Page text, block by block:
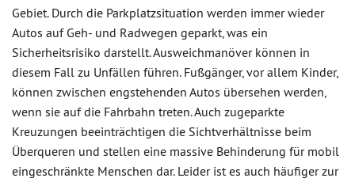
Gebiet. Durch die Parkplatzsituation werden immer wieder
Autos auf Geh- und Radwegen geparkt, was ein
Sicherheitsrisiko darstellt. Ausweichmanöver können in
diesem Fall zu Unfällen führen. Fußgänger, vor allem Kinder,
können zwischen engstehenden Autos übersehen werden,
wenn sie auf die Fahrbahn treten. Auch zugeparkte
Kreuzungen beeinträchtigen die Sichtverhältnisse beim
Überqueren und stellen eine massive Behinderung für mobil
eingeschränkte Menschen dar. Leider ist es auch häufiger zur